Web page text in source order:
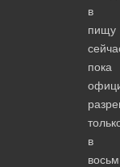
в
пищу
пока
в